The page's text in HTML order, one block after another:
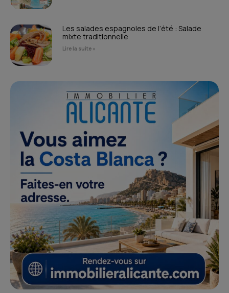
Les salades espagnoles de l’été : Salade
mixte traditionnelle
Lire la suite »